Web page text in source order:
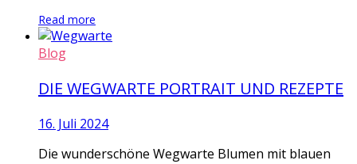
Read more
Blog
DIE WEGWARTE PORTRAIT UND REZEPTE
16. Juli 2024
Die wunderschöne Wegwarte Blumen mit blauen